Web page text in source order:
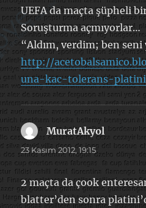
UEFA da maçta şüpheli
Soruşturma açmıyorlar…
“Aldım, verdim; ben
http://
una-kac-tolerans-
MuratAkyol dedi
ki:
23 Kasım 2012, 19:15
2 maçta da çook
blatter’den sonra